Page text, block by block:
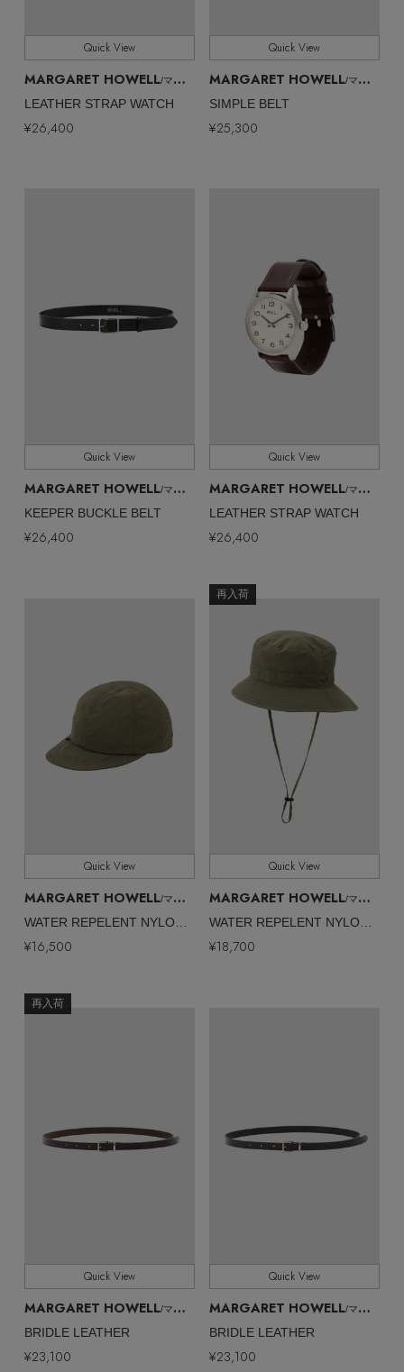
Quick View
MARGARET HOWELL/マーガレット・ハウエル
SIMPLE BELT
¥25,300
Quick View
MARGARET HOWELL/マーガレット・ハウエル
LEATHER STRAP WATCH
¥26,400
Quick View
MARGARET HOWELL/マーガレット・ハウエル
LEATHER STRAP WATCH
¥26,400
Quick View
MARGARET HOWELL/マーガレット・ハウエル
KEEPER BUCKLE BELT
¥26,400
再入荷
Quick View
MARGARET HOWELL/マーガレット・ハウエル
WATER REPELENT NYLON POPLIN
¥18,700
Quick View
MARGARET HOWELL/マーガレット・ハウエル
WATER REPELENT NYLON POPLIN
¥16,500
Quick View
MARGARET HOWELL/マーガレット・ハウエル
BRIDLE LEATHER
¥23,100
再入荷
Quick View
MARGARET HOWELL/マーガレット・ハウエル
BRIDLE LEATHER
¥23,100